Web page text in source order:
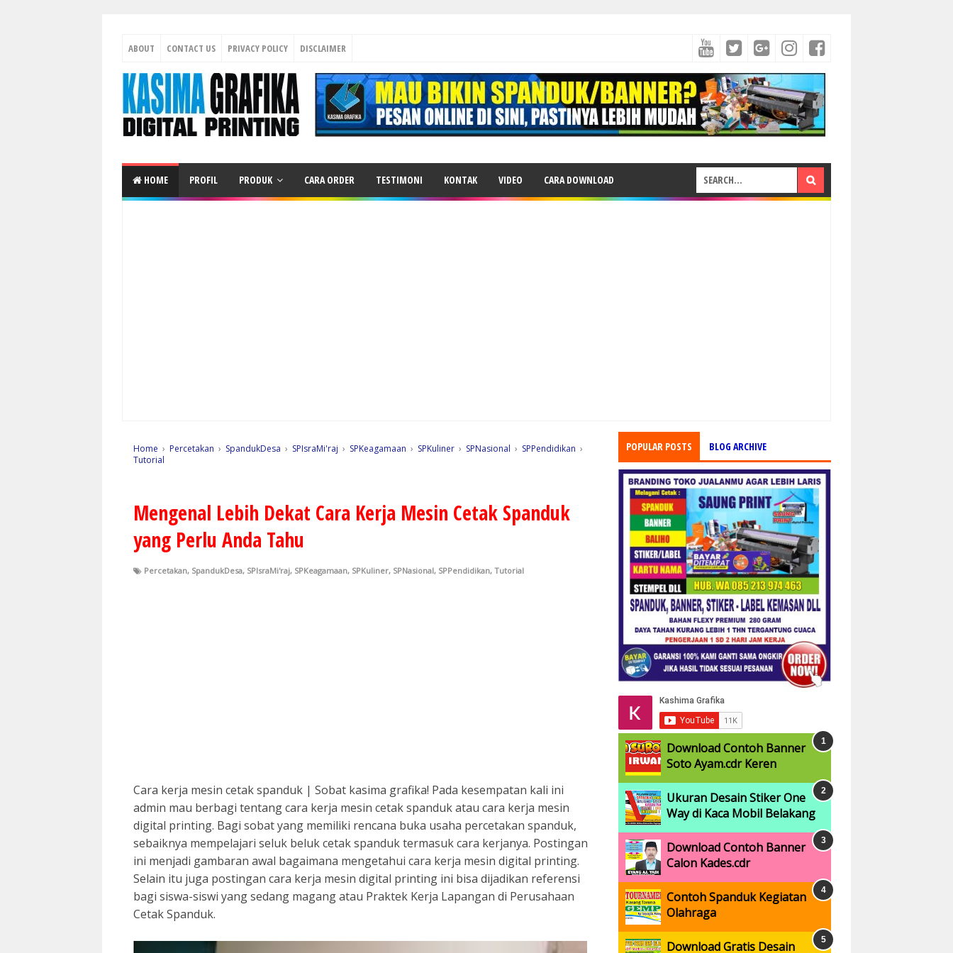
ABOUT CONTACT US PRIVACY POLICY DISCLAIMER
HOME PROFIL PRODUK CARA ORDER TESTIMONI KONTAK VIDEO CARA DOWNLOAD
Home › Percetakan › SpandukDesa › SPIsraMi'raj › SPKeagamaan › SPKuliner › SPNasional › SPPendidikan ›
Tutorial
Mengenal Lebih Dekat Cara Kerja Mesin Cetak Spanduk
yang Perlu Anda Tahu
Percetakan, SpandukDesa, SPIsraMi'raj, SPKeagamaan, SPKuliner, SPNasional, SPPendidikan, Tutorial
Cara kerja mesin cetak spanduk | Sobat kasima grafika! Pada kesempatan kali ini
admin mau berbagi tentang cara kerja mesin cetak spanduk atau cara kerja mesin
digital printing. Bagi sobat yang memiliki rencana buka usaha percetakan spanduk,
sebaiknya mempelajari seluk beluk cetak spanduk termasuk cara kerjanya. Postingan
ini menjadi gambaran awal bagaimana mengetahui cara kerja mesin digital printing.
Selain itu juga postingan cara kerja mesin digital printing ini bisa dijadikan referensi
bagi siswa-siswi yang sedang magang atau Praktek Kerja Lapangan di Perusahaan
Cetak Spanduk.
POPULAR POSTS BLOG ARCHIVE
Download Contoh Banner
Soto Ayam.cdr Keren
Ukuran Desain Stiker One
Way di Kaca Mobil Belakang
Download Contoh Banner
Calon Kades.cdr
Contoh Spanduk Kegiatan
Olahraga
Download Gratis Desain